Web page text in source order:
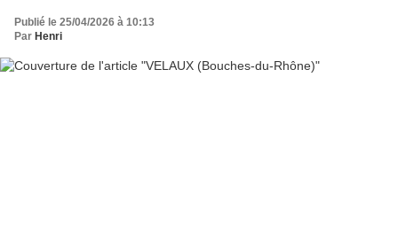
Publié le 25/04/2026 à 10:13
Par Henri